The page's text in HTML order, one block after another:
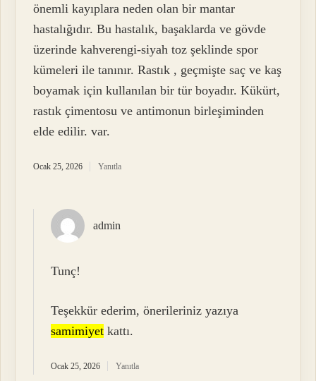
önemli kayıplara neden olan bir mantar
hastalığıdır. Bu hastalık, başaklarda ve gövde
üzerinde kahverengi-siyah toz şeklinde spor
kümeleri ile tanınır. Rastık , geçmişte saç ve kaş
boyamak için kullanılan bir tür boyadır. Kükürt,
rastık çimentosu ve antimonun birleşiminden
elde edilir. var.
Ocak 25, 2026 Yanıtla
admin
Tunç!
Teşekkür ederim, önerileriniz yazıya
samimiyet kattı.
Ocak 25, 2026 Yanıtla